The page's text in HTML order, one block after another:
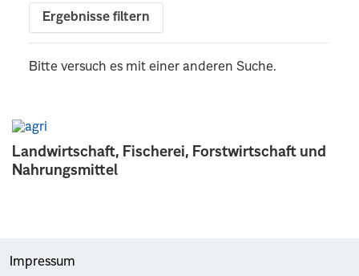
Landwirtschaft, Fischerei, Forstwirtschaft und
Nahrungsmittel
Ergebnisse filtern
Bitte versuch es mit einer anderen Suche.
Impressum